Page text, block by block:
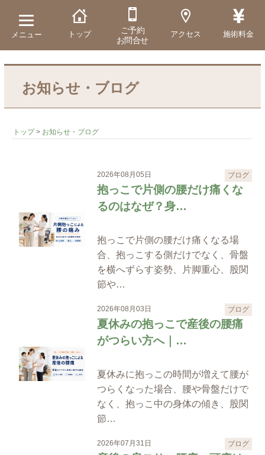
メニュー トップ
ご予約
お問合せ
アクセス 施術料金
お知らせ・ブログ
トップ> お知らせ・ブログ
2026年08月05日 ブログ
抱っこで片側の腰だけ痛くな
るのはなぜ？身…
抱っこで片側の腰だけ痛くなる場
合、抱っこする側だけでなく、骨盤
を横へずらす姿勢、片脚重心、股関
節や…
2026年08月03日 ブログ
夏休みの抱っこで産後の腰痛
がつらい方へ｜…
夏休みに抱っこの時間が増えて腰が
つらくなった場合、腰や骨盤だけで
なく、抱っこ中の身体の傾き、股関
節…
2026年07月31日 ブログ